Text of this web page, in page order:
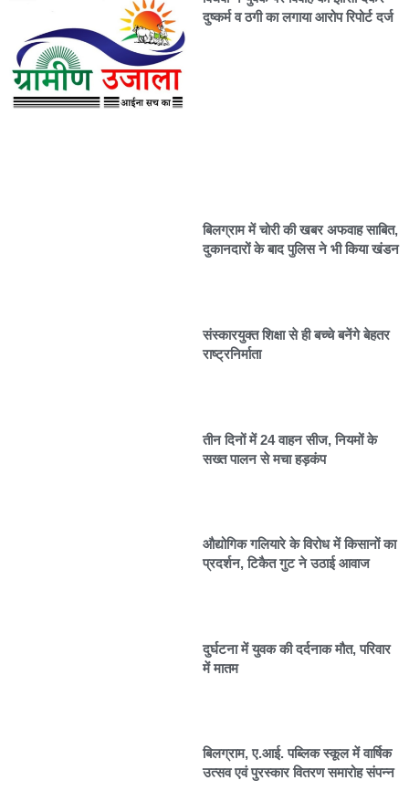
दुष्कर्म व ठगी का लगाया आरोप रिपोर्ट दर्ज
बिलग्राम में चोरी की खबर अफवाह साबित,
दुकानदारों के बाद पुलिस ने भी किया खंडन
संस्कारयुक्त शिक्षा से ही बच्चे बनेंगे बेहतर
राष्ट्रनिर्माता
तीन दिनों में 24 वाहन सीज, नियमों के
सख्त पालन से मचा हड़कंप
औद्योगिक गलियारे के विरोध में किसानों का
प्रदर्शन, टिकैत गुट ने उठाई आवाज
दुर्घटना में युवक की दर्दनाक मौत, परिवार
में मातम
बिलग्राम, ए.आई. पब्लिक स्कूल में वार्षिक
उत्सव एवं पुरस्कार वितरण समारोह संपन्न